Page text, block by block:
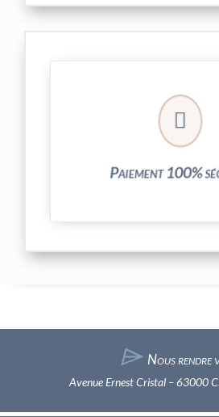

Paiement 100%
Vos transactions par carte
entièrement sécurisées grâce
crypté de notre partenaire
⌲ Nous rendre
Avenue Ernest Cristal – 63000